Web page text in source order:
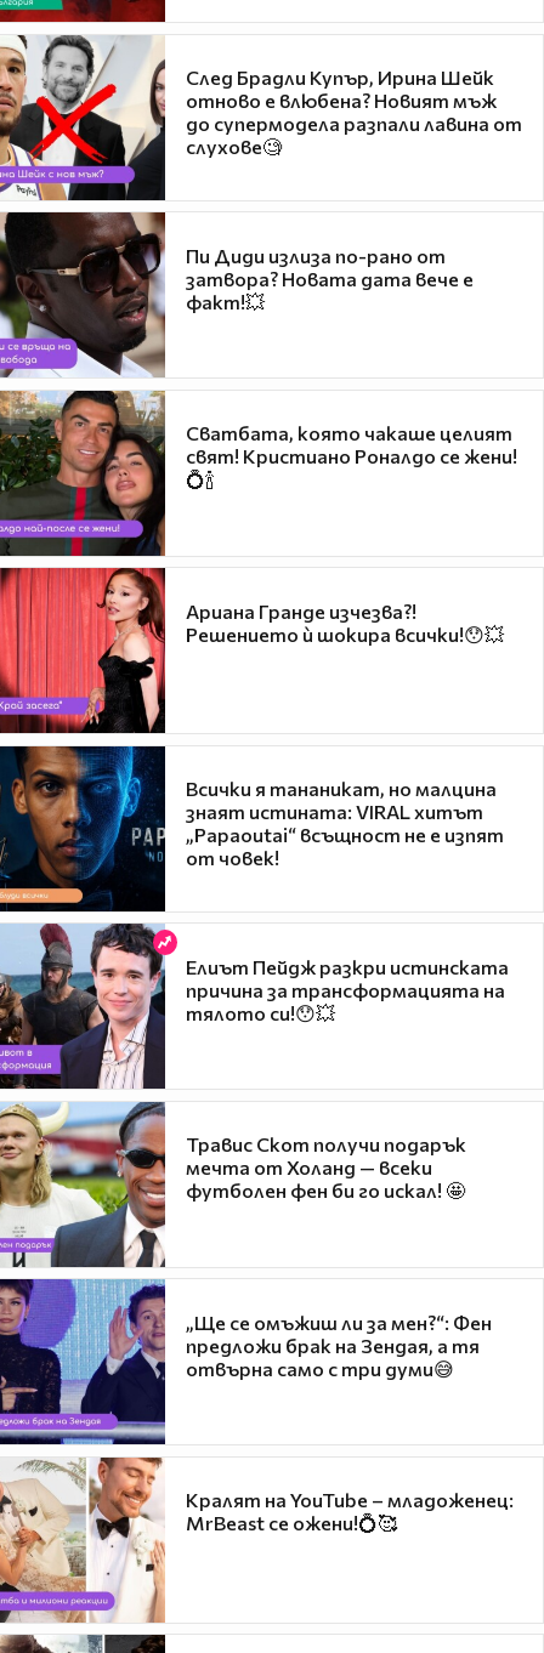
След Брадли Купър, Ирина Шейк
отново е влюбена? Новият мъж
до супермодела разпали лавина от
слухове🧐
Пи Диди излиза по-рано от
затвора? Новата дата вече е
факт!💥
Сватбата, която чакаше целият
свят! Кристиано Роналдо се жени!
💍🍾
Ариана Гранде изчезва?!
Решението ѝ шокира всички!😯💥
Всички я тананикат, но малцина
знаят истината: VIRAL хитът
„Papaoutai“ всъщност не е изпят
от човек!
Елиът Пейдж разкри истинската
причина за трансформацията на
тялото си!😯💥
Травис Скот получи подарък
мечта от Холанд — всеки
футболен фен би го искал! 🤩
„Ще се омъжиш ли за мен?“: Фен
предложи брак на Зендая, а тя
отвърна само с три думи😅
Кралят на YouTube – младоженец:
MrBeast се ожени!💍🥰